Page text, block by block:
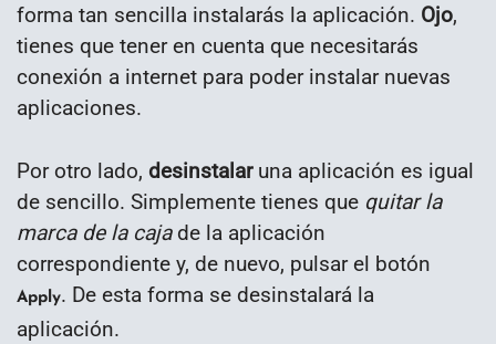
forma tan sencilla instalarás la aplicación. Ojo,
tienes que tener en cuenta que necesitarás
conexión a internet para poder instalar nuevas
aplicaciones.
Por otro lado, desinstalaruna aplicación es igual
de sencillo. Simplemente tienes que quitar la
marca de la cajade la aplicación
correspondiente y, de nuevo, pulsar el botón
Apply. De esta forma se desinstalará la
aplicación.